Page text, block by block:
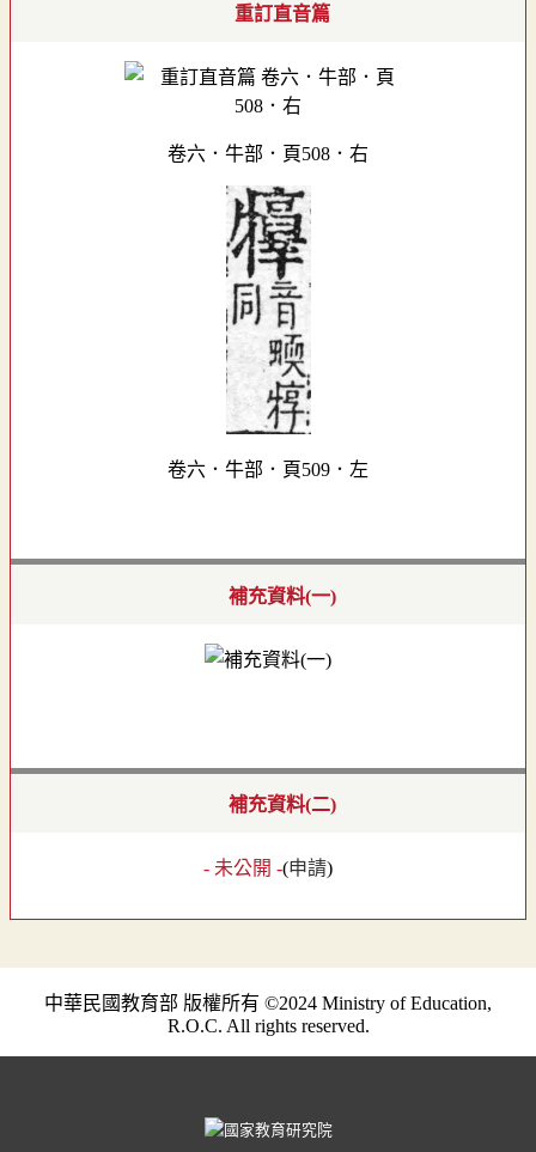
重訂直音篇
卷六．牛部．頁508．右
卷六．牛部．頁509．左
補充資料(一)
補充資料(二)
- 未公開 -(申請)
中華民國教育部 版權所有 ©2024 Ministry of Education,
R.O.C. All rights reserved.